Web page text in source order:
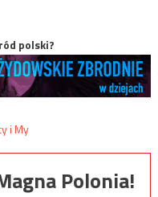
polski?
Polonia!